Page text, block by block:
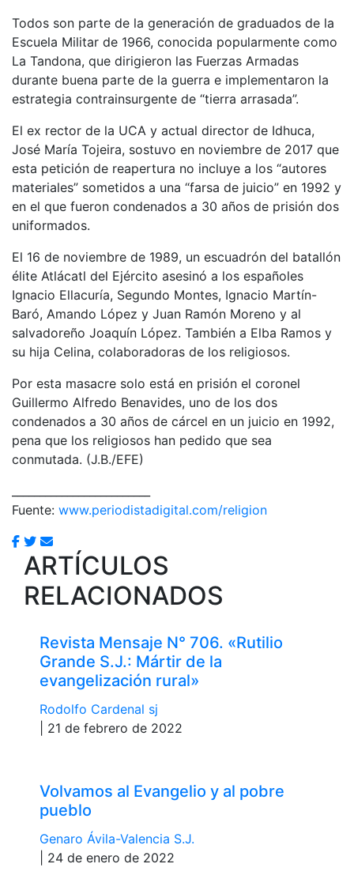
Todos son parte de la generación de graduados de la
Escuela Militar de 1966, conocida popularmente como
La Tandona, que dirigieron las Fuerzas Armadas
durante buena parte de la guerra e implementaron la
estrategia contrainsurgente de “tierra arrasada”.
El ex rector de la UCA y actual director de Idhuca,
José María Tojeira, sostuvo en noviembre de 2017 que
esta petición de reapertura no incluye a los “autores
materiales” sometidos a una “farsa de juicio” en 1992 y
en el que fueron condenados a 30 años de prisión dos
uniformados.
El 16 de noviembre de 1989, un escuadrón del batallón
élite Atlácatl del Ejército asesinó a los españoles
Ignacio Ellacuría, Segundo Montes, Ignacio Martín-
Baró, Amando López y Juan Ramón Moreno y al
salvadoreño Joaquín López. También a Elba Ramos y
su hija Celina, colaboradoras de los religiosos.
Por esta masacre solo está en prisión el coronel
Guillermo Alfredo Benavides, uno de los dos
condenados a 30 años de cárcel en un juicio en 1992,
pena que los religiosos han pedido que sea
conmutada. (J.B./EFE)
Fuente: www.periodistadigital.com/religion
ARTÍCULOS
RELACIONADOS
Revista Mensaje N° 706. «Rutilio
Grande S.J.: Mártir de la
evangelización rural»
Rodolfo Cardenal sj
| 21 de febrero de 2022
Volvamos al Evangelio y al pobre
pueblo
Genaro Ávila-Valencia S.J.
| 24 de enero de 2022